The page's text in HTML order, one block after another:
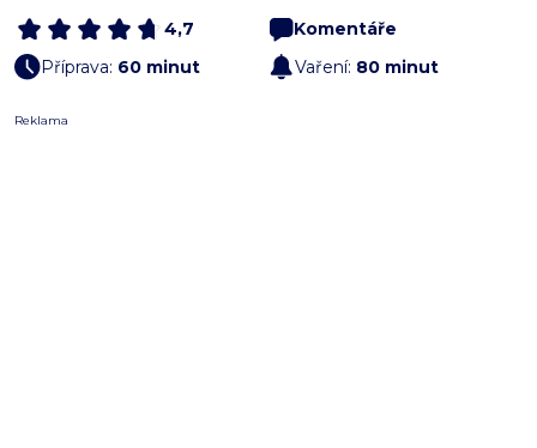
4,7
Komentáře
Příprava: 60 minut Vaření: 80 minut
Reklama